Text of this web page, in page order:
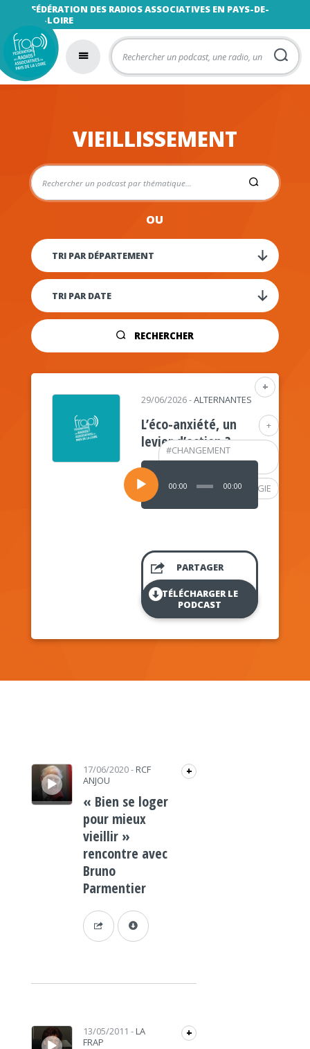
FÉDÉRATION DES RADIOS ASSOCIATIVES EN PAYS-DE-
LA-LOIRE
VIEILLISSEMENT
OU
RECHERCHER
+
+
#CHANGEMENT
CLIMATIQUE
#PSYCHOLOGIE
29/06/2026-ALTERNANTES
L’éco-anxiété, un
levier d’action ?
Lecteur
audio
00:00 00:00
PARTAGER
TÉLÉCHARGER LE
PODCAST
Lecteur audio 17/06/2020- RCF
ANJOU
+
« Bien se loger
pour mieux
vieillir »
rencontre avec
Bruno
Parmentier
Lecteur audio 13/05/2011 - LA
FRAP
+